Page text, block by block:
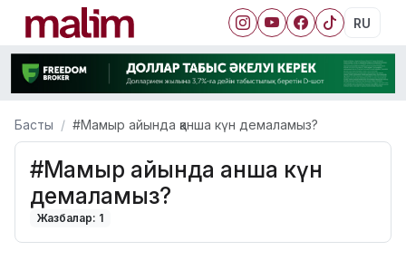
RU
Басты #Мамыр айында қанша күн демаламыз?
#Мамыр айында қанша күн
демаламыз?
Жазбалар: 1